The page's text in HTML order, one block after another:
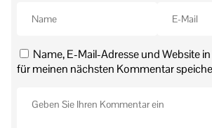
Name, E-Mail-Adresse und Website
für meinen nächsten Kommentar